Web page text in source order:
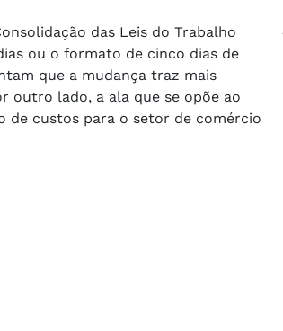
das Leis do Trabalho
ou o formato de cinco dias de
que a mudança traz mais
outro lado, a ala que se opõe ao
de custos para o setor de comércio